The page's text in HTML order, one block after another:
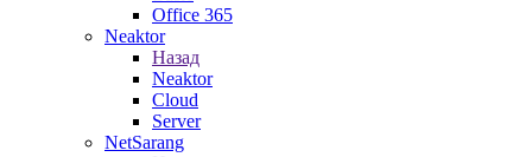
Office 365
Neaktor
Назад
Neaktor
Cloud
Server
NetSarang